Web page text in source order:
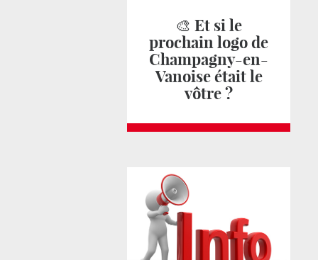
🎨 Et si le
prochain logo de
Champagny-en-
Vanoise était le
vôtre ?